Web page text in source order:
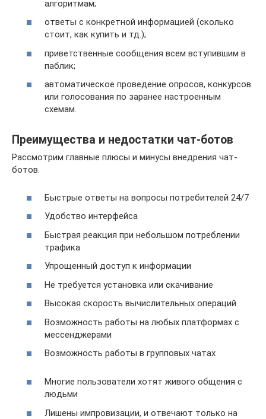
алгоритмам;
ответы с конкретной информацией (сколько
стоит, как купить и тд.);
приветственные сообщения всем вступившим в
паблик;
автоматическое проведение опросов, конкурсов
или голосования по заранее настроенным
схемам.
Преимущества и недостатки чат-ботов
Рассмотрим главные плюсы и минусы внедрения чат-
ботов.
Быстрые ответы на вопросы потребителей 24/7
Удобство интерфейса
Быстрая реакция при небольшом потреблении
трафика
Упрощенный доступ к информации
Не требуется установка или скачивание
Высокая скорость вычислительных операций
Возможность работы на любых платформах с
мессенджерами
Возможность работы в групповых чатах
Многие пользователи хотят живого общения с
людьми
Лишены импровизации, и отвечают только на